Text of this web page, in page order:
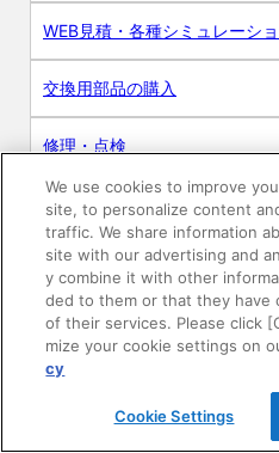
WEB見積・各種シミュレーシ
交換用部品の購入
修理・点検
お問い合わせ
ログイン
建築・設計関係者様向けサイト
ユーザー登録サービス
WEB見積システム
We use cookies to improve
site, to personalize content
traffic. We share information
site with our advertising and
y combine it with other
ded to them or that they have
of their services. Please click
mize your cookie settings on
cy
Cookie Settings